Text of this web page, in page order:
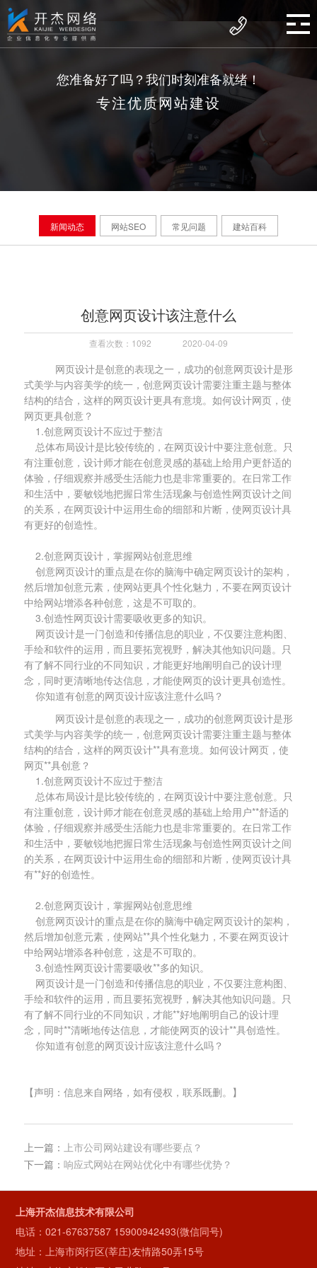
您准备好了吗？我们时刻准备就绪！
专注优质网站建设
新闻动态 网站SEO 常见问题 建站百科
创意网页设计该注意什么
查看次数：1092 2020-04-09
网页设计是创意的表现之一，成功的创意网页设计是形
式美学与内容美学的统一，创意网页设计需要注重主题与整体
结构的结合，这样的网页设计更具有意境。如何设计网页，使
网页更具创意？
1.创意网页设计不应过于整洁
总体布局设计是比较传统的，在网页设计中要注意创意。只
有注重创意，设计师才能在创意灵感的基础上给用户更舒适的
体验，仔细观察并感受生活能力也是非常重要的。在日常工作
和生活中，要敏锐地把握日常生活现象与创造性网页设计之间
的关系，在网页设计中运用生命的细部和片断，使网页设计具
有更好的创造性。
2.创意网页设计，掌握网站创意思维
创意网页设计的重点是在你的脑海中确定网页设计的架构，
然后增加创意元素，使网站更具个性化魅力，不要在网页设计
中给网站增添各种创意，这是不可取的。
3.创造性网页设计需要吸收更多的知识。
网页设计是一门创造和传播信息的职业，不仅要注意构图、
手绘和软件的运用，而且要拓宽视野，解决其他知识问题。只
有了解不同行业的不同知识，才能更好地阐明自己的设计理
念，同时更清晰地传达信息，才能使网页的设计更具创造性。
你知道有创意的网页设计应该注意什么吗？
网页设计是创意的表现之一，成功的创意网页设计是形
式美学与内容美学的统一，创意网页设计需要注重主题与整体
结构的结合，这样的网页设计**具有意境。如何设计网页，使
网页**具创意？
1.创意网页设计不应过于整洁
总体布局设计是比较传统的，在网页设计中要注意创意。只
有注重创意，设计师才能在创意灵感的基础上给用户**舒适的
体验，仔细观察并感受生活能力也是非常重要的。在日常工作
和生活中，要敏锐地把握日常生活现象与创造性网页设计之间
的关系，在网页设计中运用生命的细部和片断，使网页设计具
有**好的创造性。
2.创意网页设计，掌握网站创意思维
创意网页设计的重点是在你的脑海中确定网页设计的架构，
然后增加创意元素，使网站**具个性化魅力，不要在网页设计
中给网站增添各种创意，这是不可取的。
3.创造性网页设计需要吸收**多的知识。
网页设计是一门创造和传播信息的职业，不仅要注意构图、
手绘和软件的运用，而且要拓宽视野，解决其他知识问题。只
有了解不同行业的不同知识，才能**好地阐明自己的设计理
念，同时**清晰地传达信息，才能使网页的设计**具创造性。
你知道有创意的网页设计应该注意什么吗？
【声明：信息来自网络，如有侵权，联系既删。】
上一篇： 上市公司网站建设有哪些要点？
下一篇： 响应式网站在网站优化中有哪些优势？
上海开杰信息技术有限公司
电话：021-67637587 15900942493(微信同号)
地址：上海市闵行区(莘庄)友情路50弄15号